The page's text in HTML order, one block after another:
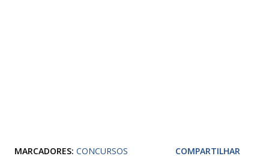
MARCADORES: CONCURSOS COMPARTILHAR